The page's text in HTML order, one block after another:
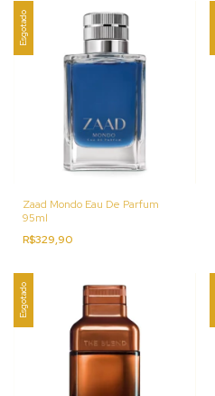
Esgotado
Zaad Mondo Eau De Parfum
95ml
R$329,90
Esgotado